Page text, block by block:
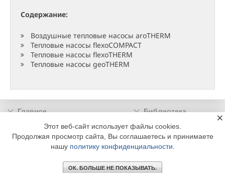
Содержание:
Воздушные тепловые насосы aroTHERM
Тепловые насосы flexoCOMPACT
Тепловые насосы flexoTHERM
Тепловые насосы geoTHERM
Главное
Библиотека
Подписка
Реклама
Информация
© 2002 - 2026 OOO Издательский дом «МЕДИА ТЕХНОЛОДЖИ» +7 (495) 665-00-
Этот веб-сайт использует файлы cookies.
Продолжая просмотр сайта, Вы соглашаетесь и принимаете
нашу политику конфиденциальности
ОК. БОЛЬШЕ НЕ ПОКАЗЫВАТЬ.
×